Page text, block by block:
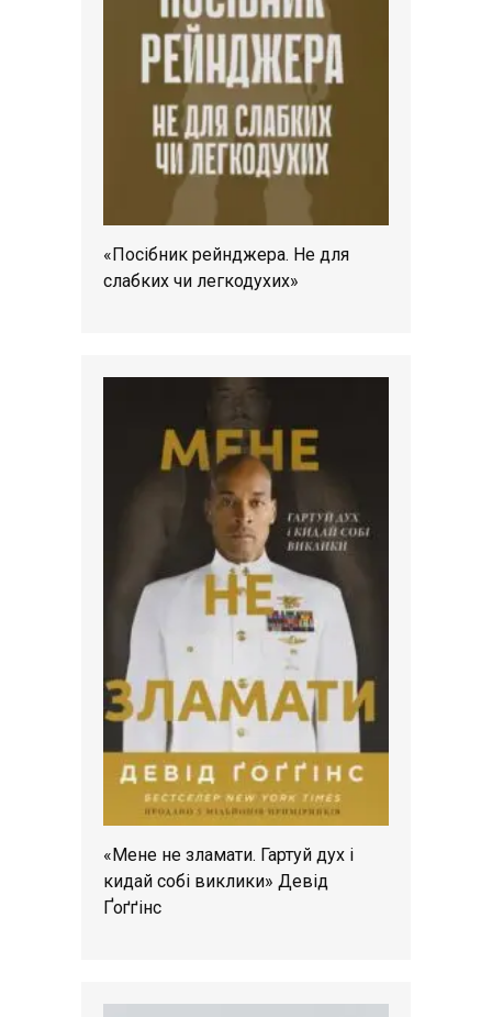
«Посібник рейнджера. Не для
слабких чи легкодухих»
«Мене не зламати. Гартуй дух і
кидай собі виклики» Девід
Ґоґґінс